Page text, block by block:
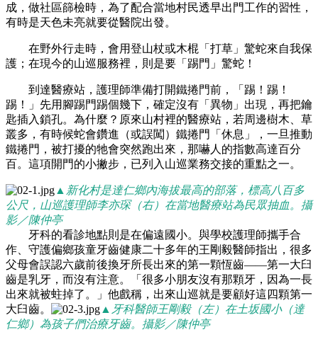
成，做社區篩檢時，為了配合當地村民透早出門工作的習性，
有時是天色未亮就要從醫院出發。
在野外行走時，會用登山杖或木棍「打草」驚蛇來自我保
護；在現今的山巡服務裡，則是要「踢門」驚蛇！
到達醫療站，護理師準備打開鐵捲門前，「踢！踢！
踢！」先用腳踢門踢個幾下，確定沒有「異物」出現，再把鑰
匙插入鎖孔。為什麼？原來山村裡的醫療站，若周邊樹木、草
叢多，有時候蛇會鑽進（或誤闖）鐵捲門「休息」，一旦推動
鐵捲門，被打擾的牠會突然跑出來，那嚇人的指數高達百分
百。這項開門的小撇步，已列入山巡業務交接的重點之一。
▲新化村是達仁鄉內海拔最高的部落，標高八百多
公尺，山巡護理師李亦琛（右）在當地醫療站為民眾抽血。攝
影／陳仲亭
牙科的看診地點則是在偏遠國小。與學校護理師攜手合
作、守護偏鄉孩童牙齒健康二十多年的王剛毅醫師指出，很多
父母會誤認六歲前後換牙所長出來的第一顆恆齒——第一大臼
齒是乳牙，而沒有注意。「很多小朋友沒有那顆牙，因為一長
出來就被蛀掉了。」他戲稱，出來山巡就是要顧好這四顆第一
大臼齒。
▲牙科醫師王剛毅（左）在土坂國小（達
仁鄉）為孩子們治療牙齒。攝影／陳仲亭